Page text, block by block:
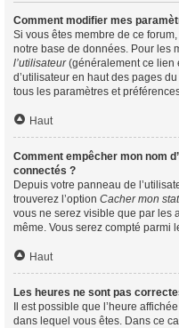
Comment modifier mes
Si vous êtes membre de ce
notre base de données. Pour les
l’utilisateur(généralement ce lien
d’utilisateur en haut des pages
tous les paramètres et
Haut
Comment empêcher mon nom
connectés ?
Depuis votre panneau de
trouverez l’option Cacher mon
vous ne serez visible que par les
même. Vous serez compté parmi
Haut
Les heures ne sont pas
Il est possible que l’heure
dans lequel vous êtes. Dans ce